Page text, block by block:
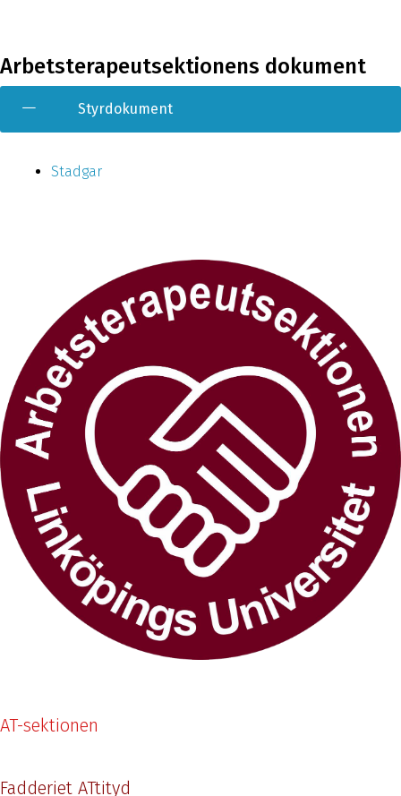
Arbetsterapeutsektionens dokument
Styrdokument
Stadgar
AT-sektionen
Fadderiet ATtityd